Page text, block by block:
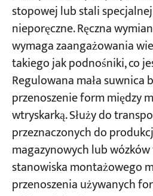
stopowej lub stali
nieporęczne. Ręczna
wymaga zaangażowania
takiego jak podnośniki, co
Regulowana mała suwnica
przenoszenie form między
wtryskarką. Służy do
przeznaczonych do
magazynowych lub
stanowiska montażowego
przenoszenia używanych